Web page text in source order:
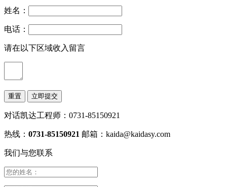
姓名：
电话：
请在以下区域收入留言
对话凯达工程师：0731-85150921
热线： 0731-85150921 邮箱： kaida@kaidasy.com
我们与您联系